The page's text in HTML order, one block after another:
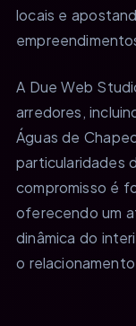
locais e
A Due Web
arredores,
Águas de
particularidades
compromisso é
oferecendo um
dinâmica do
o